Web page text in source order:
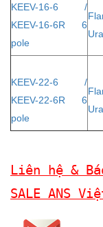
KEEV-16-6 /
KEEV-16-6R 6
pole
KEEV-22-6 /
KEEV-22-6R 6
pole
Liên hệ &
SALE ANS